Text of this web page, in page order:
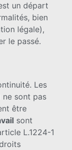
un départ
bien
légale),
le passé.
Les
ne sont pas
être
sont
L.1224-1